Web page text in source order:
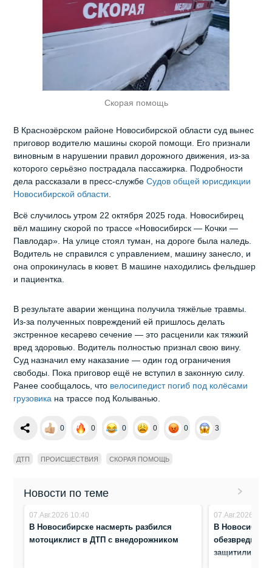
Скорая помощь
В Краснозёрском районе Новосибирской области суд вынес
приговор водителю машины скорой помощи. Его признали
виновным в нарушении правил дорожного движения, из‑за
которого серьёзно пострадала пассажирка. Подробности
дела рассказали в пресс-службеСудов общей юрисдикции
Новосибирской области.
Всё случилось утром 22 октября 2025 года. Новосибирец
вёл машину скорой по трассе «Новосибирск — Кочки —
Павлодар». На улице стоял туман, на дороге была наледь.
Водитель не справился с управлением, машину занесло, и
она опрокинулась в кювет. В машине находились фельдшер
и пациентка.
В результате аварии женщина получила тяжёлые травмы.
Из‑за полученных повреждений ей пришлось делать
экстренное кесарево сечение — это расценили как тяжкий
вред здоровью. Водитель полностью признал свою вину.
Суд назначил ему наказание — один год ограничения
свободы. Пока приговор ещё не вступил в законную силу.
Ранее сообщалось, что велосипедист погиб под колёсами
грузовика на трассе под Колыванью.
0 0 0 0 0 3
ДТП ПРОИСШЕСТВИЯ СКОРАЯ ПОМОЩЬ
Новости по теме
07.Авг.2026 10:40
В Новосибирске насмерть разбился
мотоциклист в ДТП с внедорожником
07.Авг.2026
В
обезвредили
защитили